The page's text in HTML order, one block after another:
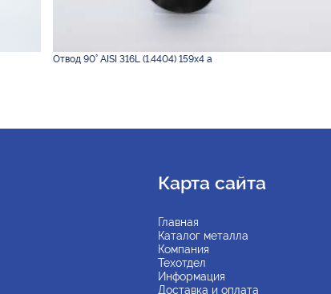
Отвод 90° AISI 316L (1.4404) 159х4 а
Карта сайта
Главная
Каталог металла
Компания
Техотдел
Информация
Доставка и оплата